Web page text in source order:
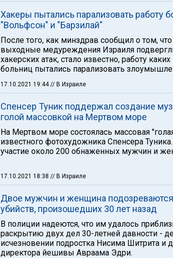
Хакеры пытались парализовать работу
"Вольфсон" и "Барзилай"
После того, как минздрав сообщил о том,
выходные медуреждения Израиля
хакерских атак, стало известно, работу
больниц пытались парализовать
17.10.2021 19:44// В Израиле
Спенсер Туник поддержал создание
голой массовкой на Мертвом море
На Мертвом море состоялась массовая
известного фотохудожника Спенсера
участие около 200 обнаженных мужчин и
17.10.2021 18:38 // В Израиле
Двое мужчин и женщина
убийств, произошедших 30 лет назад
В полиции надеются, что им удалось
раскрытию двух дел 30-летней давности -
исчезновении подростка Нисима Шитрита и
директора йешивы Авраама Эдри.